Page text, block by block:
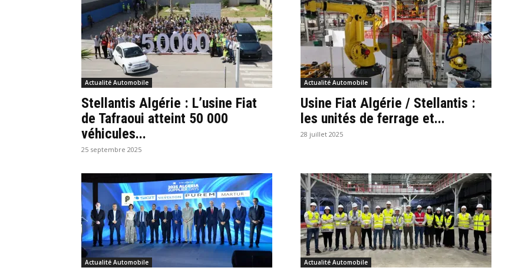
Actualité Automobile
Stellantis Algérie : L’usine Fiat
de Tafraoui atteint 50 000
véhicules...
25 septembre 2025
Actualité Automobile
Usine Fiat Algérie / Stellantis :
les unités de ferrage et...
28 juillet 2025
Actualité Automobile Actualité Automobile